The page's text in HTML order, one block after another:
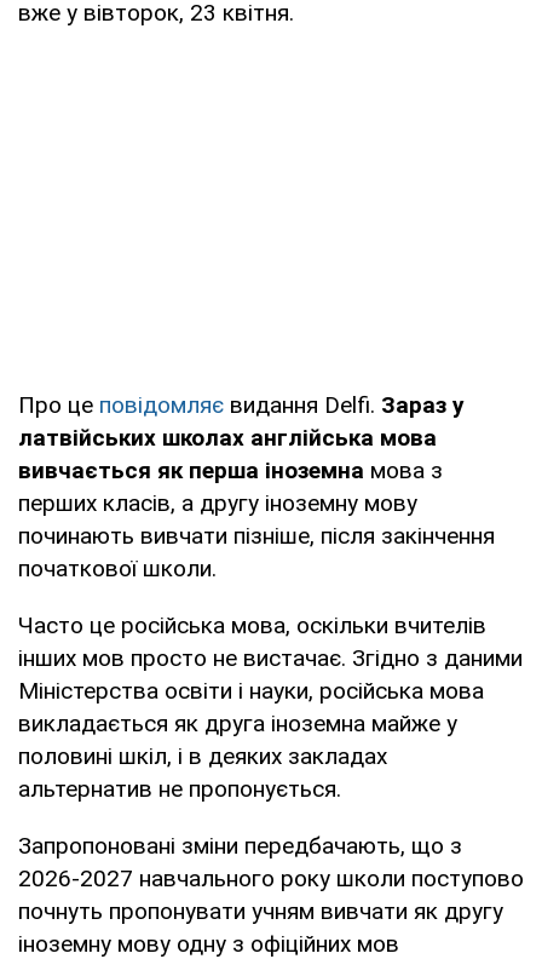
вже у вівторок, 23 квітня.
Про це повідомляє видання Delfi. Зараз у
латвійських школах англійська мова
вивчається як перша іноземна мова з
перших класів, а другу іноземну мову
починають вивчати пізніше, після закінчення
початкової школи.
Часто це російська мова, оскільки вчителів
інших мов просто не вистачає. Згідно з даними
Міністерства освіти і науки, російська мова
викладається як друга іноземна майже у
половині шкіл, і в деяких закладах
альтернатив не пропонується.
Запропоновані зміни передбачають, що з
2026-2027 навчального року школи поступово
почнуть пропонувати учням вивчати як другу
іноземну мову одну з офіційних мов